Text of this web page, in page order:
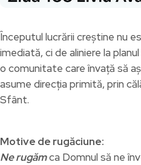
Începutul lucrării creștine nu
imediată, ci de aliniere la
o comunitate care învață să
asume direcția primită, prin
Sfânt.
Motive de rugăciune:
Ne rugămca Domnul să ne